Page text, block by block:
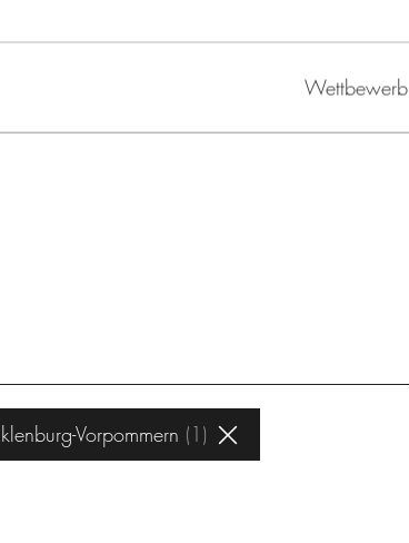
Wettbewerb
Vorpommern 1